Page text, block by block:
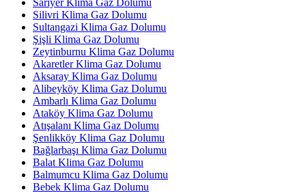
Sarıyer Klima Gaz Dolumu
Silivri Klima Gaz Dolumu
Sultangazi Klima Gaz Dolumu
Şişli Klima Gaz Dolumu
Zeytinburnu Klima Gaz Dolumu
Akaretler Klima Gaz Dolumu
Aksaray Klima Gaz Dolumu
Alibeyköy Klima Gaz Dolumu
Ambarlı Klima Gaz Dolumu
Ataköy Klima Gaz Dolumu
Atışalanı Klima Gaz Dolumu
Şenlikköy Klima Gaz Dolumu
Bağlarbaşı Klima Gaz Dolumu
Balat Klima Gaz Dolumu
Balmumcu Klima Gaz Dolumu
Bebek Klima Gaz Dolumu